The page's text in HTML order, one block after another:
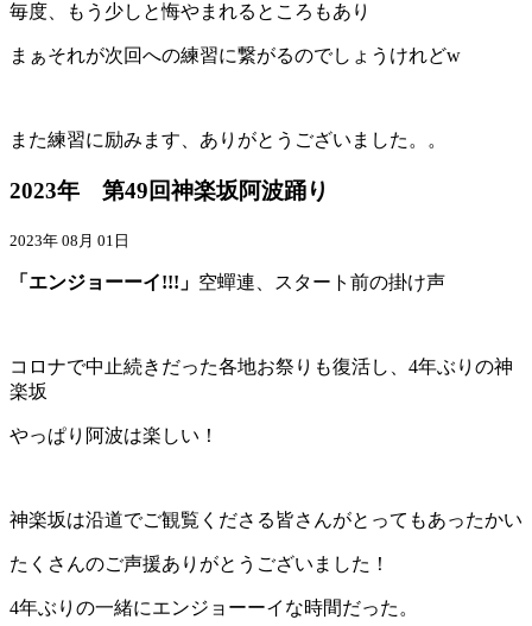
毎度、もう少しと悔やまれるところもあり
まぁそれが次回への練習に繋がるのでしょうけれどw
また練習に励みます、ありがとうございました。。
2023年 第49回神楽坂阿波踊り
2023年 08月 01日
「エンジョーーイ!!!」 空蟬連、スタート前の掛け声
コロナで中止続きだった各地お祭りも復活し、4年ぶりの神
楽坂
やっぱり阿波は楽しい！
神楽坂は沿道でご観覧くださる皆さんがとってもあったかい
たくさんのご声援ありがとうございました！
4年ぶりの一緒にエンジョーーイな時間だった。